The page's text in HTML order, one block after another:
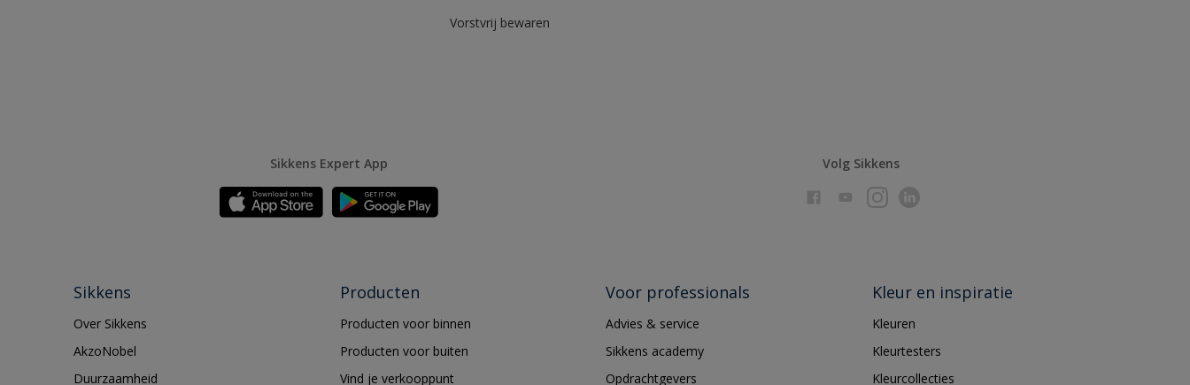
Vorstvrij bewaren
Sikkens Expert App Volg Sikkens
Sikkens
Over Sikkens
AkzoNobel
Duurzaamheid
Producten
Producten voor binnen
Producten voor buiten
Vind je verkooppunt
Voor professionals
Advies & service
Sikkens academy
Opdrachtgevers
Kleur en inspiratie
Kleuren
Kleurtesters
Kleurcollecties